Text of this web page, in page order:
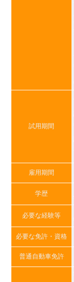
試用期間
雇用期間
学歴
必要な経験等
必要な免許・資格
普通自動車免許